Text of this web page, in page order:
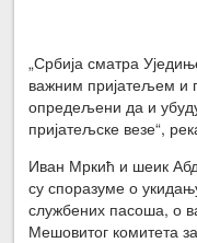
„Србија сматра
важним пријатељем и
опредељени да и
пријатељске везе“,
Иван Мркић и шеик
су споразуме о
службених пасоша, о
Мешовитог комитета